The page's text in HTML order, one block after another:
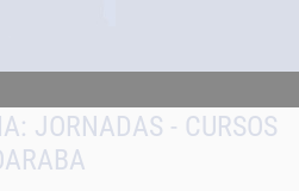
JORNADAS - CURSOS